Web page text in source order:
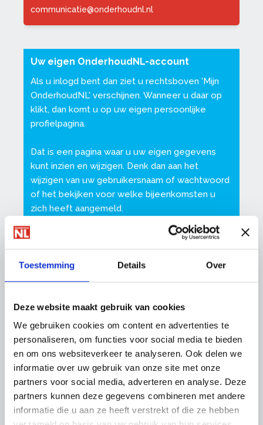
Toestemming Details Over
Deze website maakt gebruik van cookies
We gebruiken cookies om content en advertenties te
personaliseren, om functies voor social media te bieden
en om ons websiteverkeer te analyseren. Ook delen we
informatie over uw gebruik van onze site met onze
partners voor social media, adverteren en analyse. Deze
partners kunnen deze gegevens combineren met andere
informatie die u aan ze heeft verstrekt of die ze hebben
communicatie@onderhoudnl.nl
Uw eigen OnderhoudNL-account
Als u inlogd bent dan ziet u rechtsboven 'Mijn
OnderhoudNL' verschijnen. Wanneer u daar op
klikt, dan komt u op uw eigen persoonlijke
profielpagina.
Dat is een pagina waar u uw eigen gegevens
kunt inzien en wijzigen. Denk dan aan het
wijzigen van uw gebruikersnaam of wachtwoord
of het bekijken voor welke bijeenkomsten u
zich heeft aangemeld.
Ook kunt u daar uw nieuwsbriefabonnementen
beheren en andere zaken instellen.
Zorg dat uw gegevens altijd up-to-date zijn, op
voorzien.
Meest gestelde vragen over inloggen
Heeft u problemen bij het inloggen? Wij
helpen u met antwoorden op deze vragen: